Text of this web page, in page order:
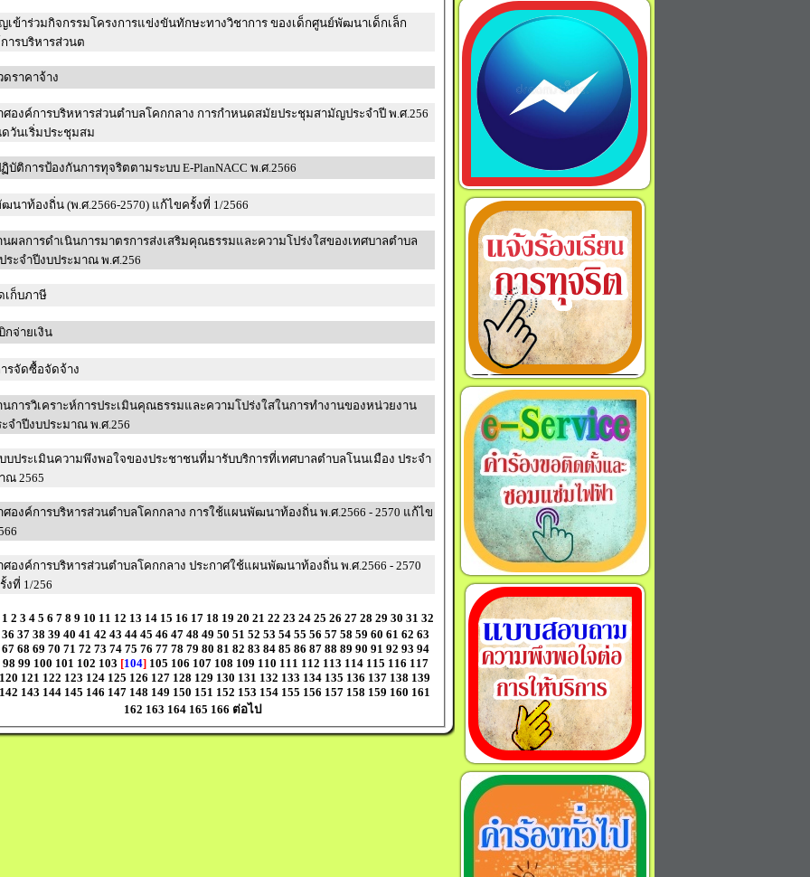
เข้าร่วมกิจกรรมโครงการแข่งขันทักษะทางวิชาการ ของเด็กศูนย์พัฒนาเด็กเล็ก
ารบริหารส่วนต
ดราคาจ้าง
ศองค์การบริหหารส่วนตำบลโคกกลาง การกำหนดสมัยประชุมสามัญประจำปี พ.ศ.256
วันเริ่มประชุมสม
บัติการป้องกันการทุจริตตามระบบ E-PlanNACC พ.ศ.2566
นาท้องถิ่น (พ.ศ.2566-2570) แก้ไขครั้งที่ 1/2566
นผลการดำเนินการมาตรการส่งเสริมคุณธรรมและความโปร่งใสของเทศบาลตำบล
ระจำปีงบประมาณ พ.ศ.256
เก็บภาษี
กจ่ายเงิน
รจัดซื้อจัดจ้าง
นการวิเคราะห์การประเมินคุณธรรมและความโปร่งใสในการทำงานของหน่วยงาน
จำปีงบประมาณ พ.ศ.256
บประเมินความพึงพอใจของประชาชนที่มารับบริการที่เทศบาลตำบลโนนเมือง ประจำ
ณ 2565
ศองค์การบริหารส่วนตำบลโคกกลาง การใช้แผนพัฒนาท้องถิ่น พ.ศ.2566 - 2570 แก้ไข
ศองค์การบริหารส่วนตำบลโคกกลาง ประกาศใช้แผนพัฒนาท้องถิ่น พ.ศ.2566 - 2570
งที่ 1/256
1 2 3 4 5 6 7 8 9 10 11 12 13 14 15 16 17 18 19 20 21 22 23 24 25 26 27 28 29 30 31 32
36 37 38 39 40 41 42 43 44 45 46 47 48 49 50 51 52 53 54 55 56 57 58 59 60 61 62 63
67 68 69 70 71 72 73 74 75 76 77 78 79 80 81 82 83 84 85 86 87 88 89 90 91 92 93 94
98 99 100 101 102 103 [104] 105 106 107 108 109 110 111 112 113 114 115 116 117
121 122 123 124 125 126 127 128 129 130 131 132 133 134 135 136 137 138 139
143 144 145 146 147 148 149 150 151 152 153 154 155 156 157 158 159 160 161
162 163 164 165 166 ต่อไป